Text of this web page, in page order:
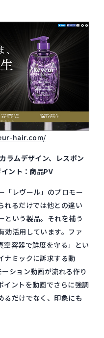
hair.com/
ラムデザイン、レスポン
ント：商品PV
「レヴール」のプロモー
れるだけでは他との違い
という製品。それを補う
効活用しています。ファ
空容器で鮮度を守る」とい
ナミックに訴求する動
ション動画が流れる作り
イントを動画でさらに強調
るだけでなく、印象にも